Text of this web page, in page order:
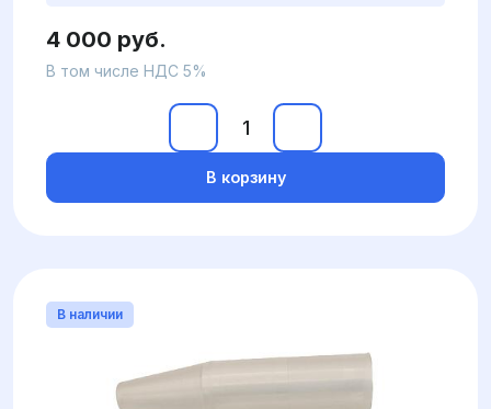
4 000 руб.
В том числе НДС 5%
В корзину
В наличии